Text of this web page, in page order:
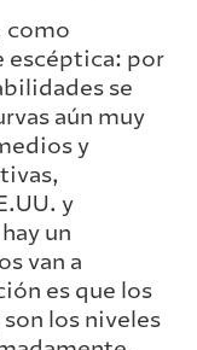
como
escéptica: por
se
aún muy
y
y
un
van a
es que los
los niveles